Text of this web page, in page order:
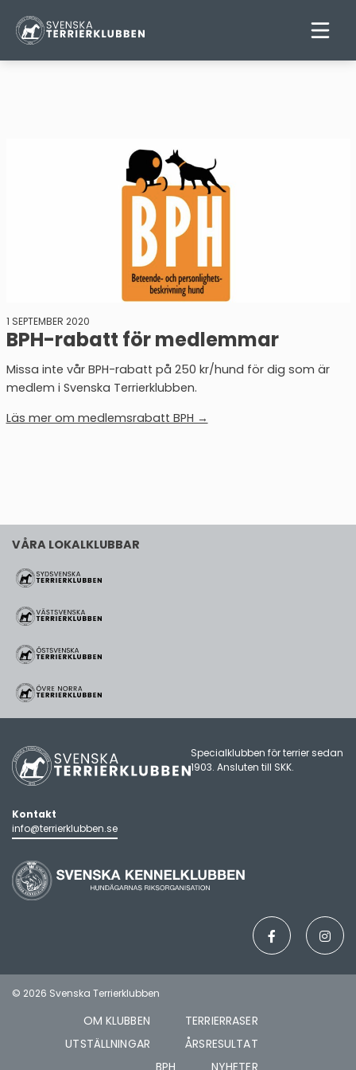
1 SEPTEMBER 2020
BPH-rabatt för medlemmar
Missa inte vår BPH-rabatt på 250 kr/hund för dig som är
medlem i Svenska Terrierklubben.
Läs mer om medlemsrabatt BPH →
VÅRA LOKALKLUBBAR
Specialklubben för terrier sedan
1903. Ansluten till SKK.
Kontakt
info@terrierklubben.se
© 2026 Svenska Terrierklubben
OM KLUBBEN
TERRIERRASER
UTSTÄLLNINGAR
ÅRSRESULTAT